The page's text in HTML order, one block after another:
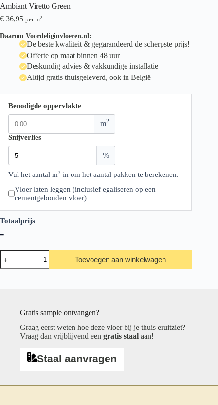
Ambiant Viretto Green
€ 36,95 per m2
Daarom Voordeliginvloeren.nl:
De beste kwaliteit & gegarandeerd de scherpste prijs!
Offerte op maat binnen 48 uur
Deskundig advies & vakkundige installatie
Altijd gratis thuisgeleverd, ook in België
Benodigde oppervlakte
m2
Snijverlies
%
Vul het aantal m2 in om het aantal pakken te berekenen.
Vloer laten leggen (inclusief egaliseren op een
cementgebonden vloer)
Totaalprijs
-
Ambiant
Viretto
Green
Toevoegen aan winkelwagen
Gratis sample ontvangen?
Graag eerst weten hoe deze vloer bij je thuis eruitziet?
Vraag dan vrijblijvend een gratis staal aan!
Staal aanvragen